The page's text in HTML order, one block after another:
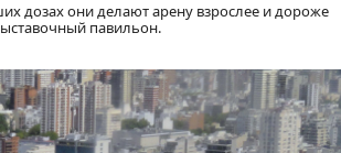
дозах они делают арену взрослее и дороже
павильон.